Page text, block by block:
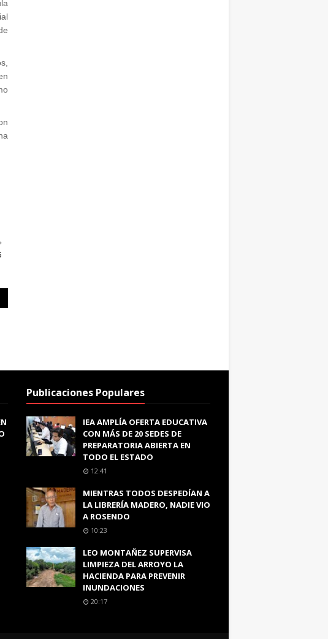
Publicaciones Populares
IEA AMPLÍA OFERTA EDUCATIVA
CON MÁS DE 20 SEDES DE
PREPARATORIA ABIERTA EN
TODO EL ESTADO
12:41
MIENTRAS TODOS DESPEDÍAN A
LA LIBRERÍA MADERO, NADIE VIO
A ROSENDO
10:23
LEO MONTAÑEZ SUPERVISA
LIMPIEZA DEL ARROYO LA
HACIENDA PARA PREVENIR
INUNDACIONES
20:17